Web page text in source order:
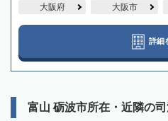
大阪府 大阪市
詳細
富山 砺波市所在・近隣の